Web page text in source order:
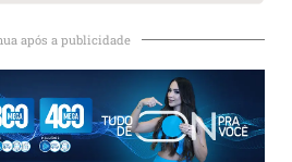
após a publicidade